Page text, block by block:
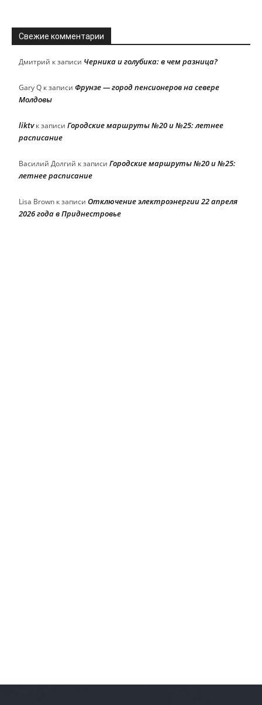
Свежие комментарии
Дмитрий к записи Черника и голубика: в чем разница?
Gary Q к записи Фрунзе — город пенсионеров на севере
Молдовы
liktvк записи Городские маршруты №20 и №25: летнее
расписание
Василий Долгий к записи Городские маршруты №20 и №25:
летнее расписание
Lisa Brown к записи Отключение электроэнергии 22 апреля
2026 года в Приднестровье